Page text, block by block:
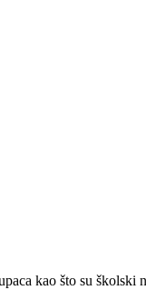
kao što su školski